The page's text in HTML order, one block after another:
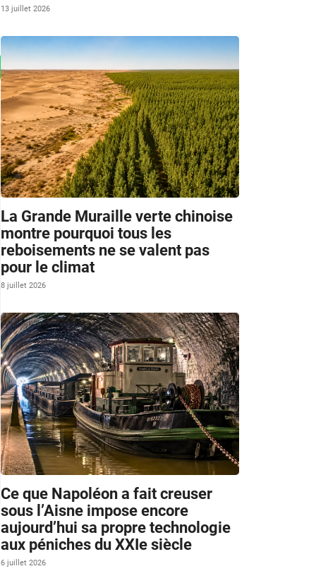
13 juillet 2026
La Grande Muraille verte chinoise
montre pourquoi tous les
reboisements ne se valent pas
pour le climat
8 juillet 2026
Ce que Napoléon a fait creuser
sous l’Aisne impose encore
aujourd’hui sa propre technologie
aux péniches du XXIe siècle
6 juillet 2026